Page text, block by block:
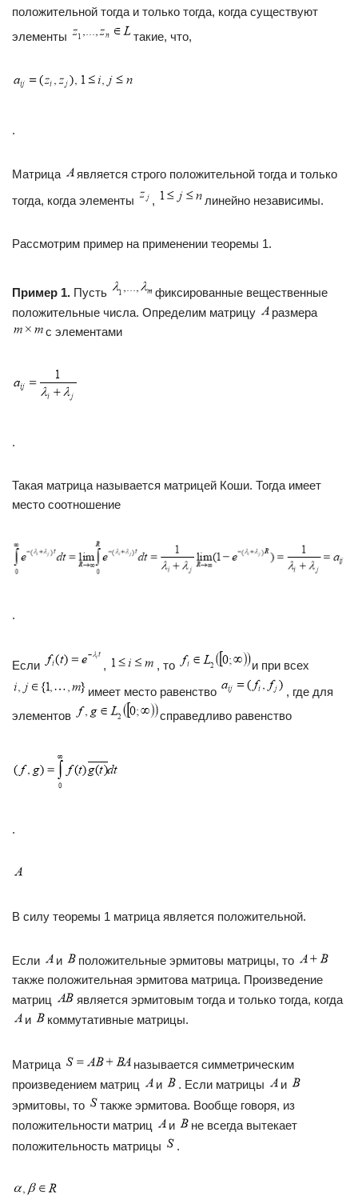
положительной тогда и только тогда, когда существуют
элементы
такие, что,
.
Матрица
является строго положительной тогда и только
тогда, когда элементы
, линейно независимы.
Рассмотрим пример на применении теоремы 1.
Пример 1. Пусть
фиксированные вещественные
положительные числа. Определим матрицу
размера
с элементами
.
Такая матрица называется матрицей Коши. Тогда имеет
место соотношение
.
Если , , то
и при всех
имеет место равенство
, где для
элементов
справедливо равенство
.
В силу теоремы 1 матрица является положительной.
Если и
положительные эрмитовы матрицы, то
также положительная эрмитова матрица. Произведение
матриц
является эрмитовым тогда и только тогда, когда
и
коммутативные матрицы.
Матрица
называется симметрическим
произведением матриц
и . Если матрицы
и
эрмитовы, то
также эрмитова. Вообще говоря, из
положительности матриц
и
не всегда вытекает
положительность матрицы
.